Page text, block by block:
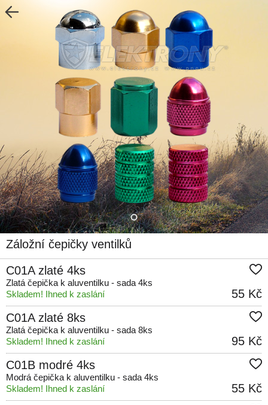
Záložní čepičky ventilků
C01A zlaté 4ks
Zlatá čepička k aluventilku - sada 4ks
Skladem! Ihned k zaslání
55 Kč
C01A zlaté 8ks
Zlatá čepička k aluventilku - sada 8ks
Skladem! Ihned k zaslání
95 Kč
C01B modré 4ks
Modrá čepička k aluventilku - sada 4ks
Skladem! Ihned k zaslání
55 Kč